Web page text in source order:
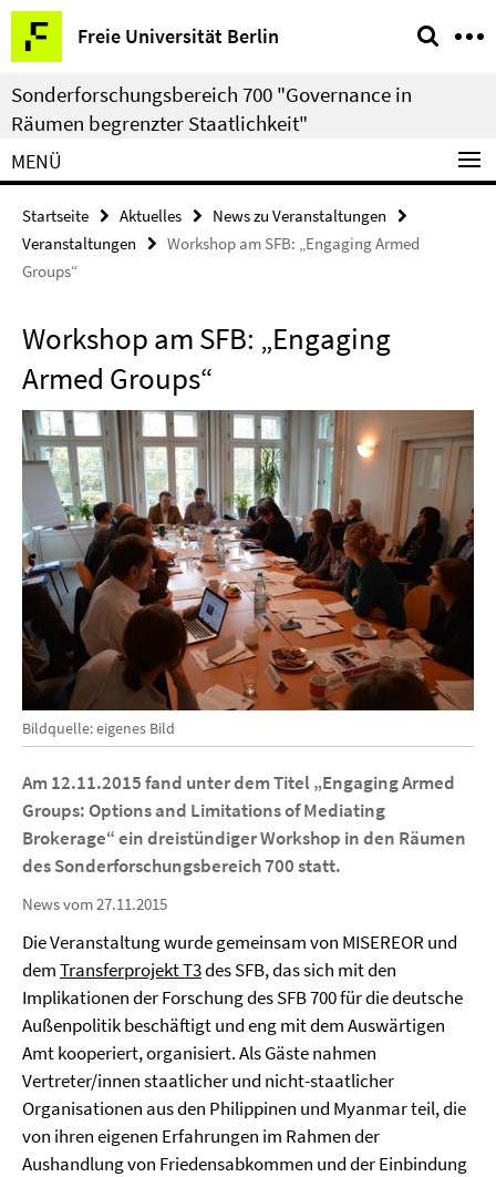
Springe
direkt
zu
Inhalt
Freie Universität Berlin
Service-
Navigation
Sonderforschungsbereich 700 "Governance in
Räumen begrenzter Staatlichkeit"
MENÜ
Startseite Aktuelles
News zu Veranstaltungen
Veranstaltungen
Workshop am SFB: „Engaging Armed
Groups“
Workshop am SFB: „Engaging
Armed Groups“
Bildquelle: eigenes Bild
Am 12.11.2015 fand unter dem Titel „Engaging Armed
Groups: Options and Limitations of Mediating
Brokerage“ ein dreistündiger Workshop in den Räumen
des Sonderforschungsbereich 700 statt.
News vom 27.11.2015
Die Veranstaltung wurde gemeinsam von MISEREOR und
demTransferprojekt T3des SFB, das sich mit den
Implikationen der Forschung des SFB 700 für die deutsche
Außenpolitik beschäftigt und eng mit dem Auswärtigen
Amt kooperiert, organisiert. Als Gäste nahmen
Vertreter/innen staatlicher und nicht-staatlicher
Organisationen aus den Philippinen und Myanmar teil, die
von ihren eigenen Erfahrungen im Rahmen der
Aushandlung von Friedensabkommen und der Einbindung